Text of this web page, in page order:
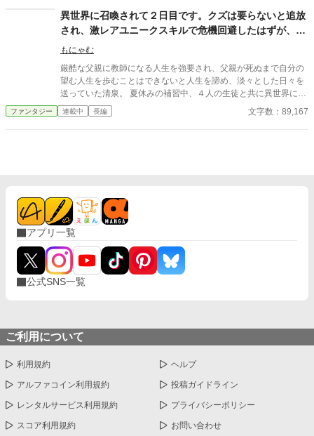
へ通ってくる理由だけは、さっぱりわからない。 「お前らツケは
やめろ」 そんな穏やかな日々を送っていたはずなのに、ある
日、酒場へ厄介な依頼が舞い込んできた――。 他サイトでも掲
異世界に召喚されて２日目です。クズは要らないと追放
され、激レアユニークスキルで危機回避したはずが、ト
ラブル続きで泣きそうです。
もにゃむ
厳酷な父親に教師になる人生を強要され、父親が死ぬまで自分の
望む人生を歩むことはできないと人生を諦め、淡々とした日々を
送っていた清泉。 夏休みの補習中、４人の生徒と共に異世界に召
喚されてしまう。 召喚直後、職業がクズだから要らないと国外追
放を言い渡された清泉だったが、同じく国外追放を言い渡された
ための武術も、力のない小さな体ではほとんど役に立たない。 可
愛い女の子にしか見えない子どもになってしまった清泉を襲うト
ラブルはまだまだ続くようで…… 楽しんでいただけたら、嬉しい
です。 ※ 画像はAIに描いてもらいましたが、文章は100％自分で
書いています。
ファンタジー 連載中 長編 文字数：89,167
アプリ一覧
公式SNS一覧
ご利用について
利用規約 ヘルプ
アルファコイン利用規約 投稿ガイドライン
レンタルサービス利用規約 プライバシーポリシー
スコア利用規約 お問い合わせ